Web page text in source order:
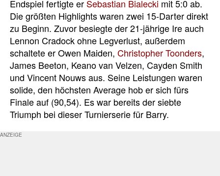
Endspiel fertigte er Sebastian Bialecki mit 5:0 ab.
Die größten Highlights waren zwei 15-Darter direkt
zu Beginn. Zuvor besiegte der 21-jährige Ire auch
Lennon Cradock ohne Legverlust, außerdem
schaltete er Owen Maiden, Christopher Toonders,
James Beeton, Keano van Velzen, Cayden Smith
und Vincent Nouws aus. Seine Leistungen waren
solide, den höchsten Average hob er sich fürs
Finale auf (90,54). Es war bereits der siebte
Triumph bei dieser Turnierserie für Barry.